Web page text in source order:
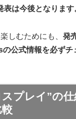
は今後となります
しむためにも、 発
公式情報を必ずチ
スプレイ”の